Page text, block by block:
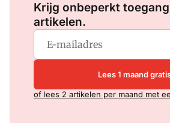
Krijg onbeperkt
artikelen.
Lees 1 maand
of lees 2 artikelen per maand met